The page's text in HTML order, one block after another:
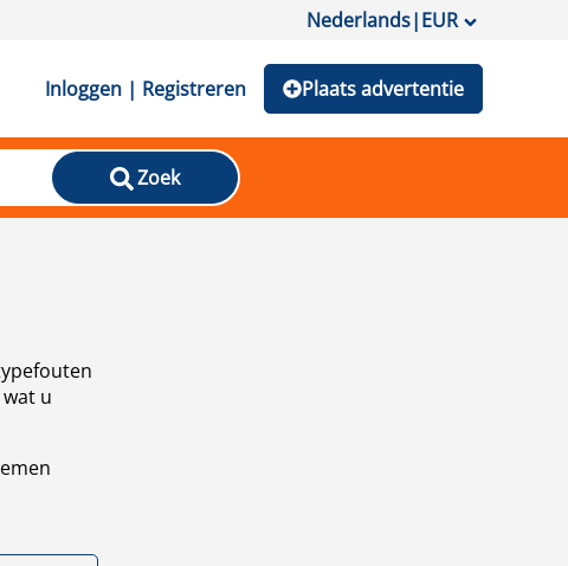
Nederlands|EUR
Inloggen | Registreren Plaats advertentie
Zoek
u